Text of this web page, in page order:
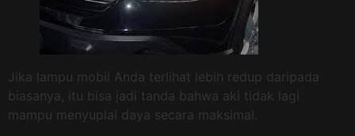
Jika lampu mobil Anda terlihat lebih redup daripada
biasanya, itu bisa jadi tanda bahwa aki tidak lagi
mampu menyuplai daya secara maksimal.